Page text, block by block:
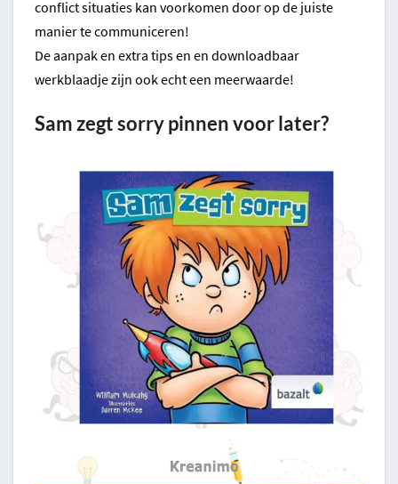
conflict situaties kan voorkomen door op de juiste
manier te communiceren!
De aanpak en extra tips en en downloadbaar
werkblaadje zijn ook echt een meerwaarde!
Sam zegt sorry pinnen voor later?